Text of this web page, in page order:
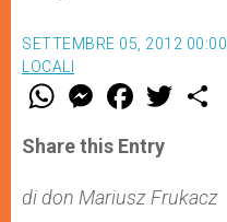
SETTEMBRE 05, 2012 00:00
LOCALI
W
t
s
p
p
M
e
s
e
g
e
F
a
e
b
o
k
w
r
Share this Entry
di don Mariusz Frukacz